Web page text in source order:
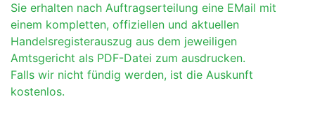
Sie erhalten nach Auftragserteilung eine EMail mit
einem kompletten, offiziellen und aktuellen
Handelsregisterauszug aus dem jeweiligen
Amtsgericht als PDF-Datei zum ausdrucken.
Falls wir nicht fündig werden, ist die Auskunft
kostenlos.